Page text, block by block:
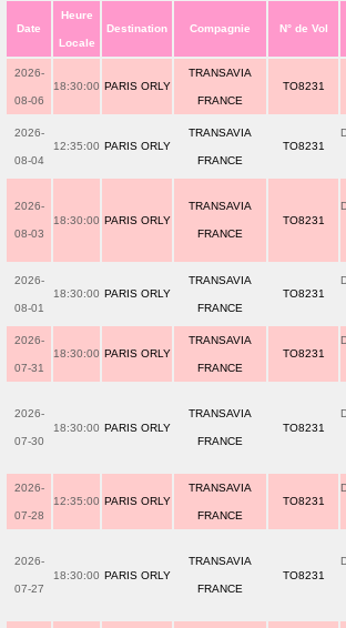
Date
Heure
Locale
Destination Compagnie N° de Vol
2026-
08-06
18:30:00 PARIS ORLY
TRANSAVIA
FRANCE
TO8231
2026-
08-04
12:35:00 PARIS ORLY
TRANSAVIA
FRANCE
TO8231
2026-
08-03
18:30:00 PARIS ORLY
TRANSAVIA
FRANCE
TO8231
2026-
08-01
18:30:00 PARIS ORLY
TRANSAVIA
FRANCE
TO8231
2026-
07-31
18:30:00 PARIS ORLY
TRANSAVIA
FRANCE
TO8231
2026-
07-30
18:30:00 PARIS ORLY
TRANSAVIA
FRANCE
TO8231
2026-
07-28
12:35:00 PARIS ORLY
TRANSAVIA
FRANCE
TO8231
2026-
07-27
18:30:00 PARIS ORLY
TRANSAVIA
FRANCE
TO8231